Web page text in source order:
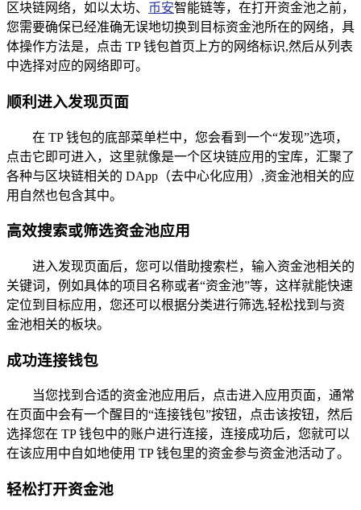
区块链网络，如以太坊、 币安智能链等，在打开资金池之前，
您需要确保已经准确无误地切换到目标资金池所在的网络，具
体操作方法是，点击 TP 钱包首页上方的网络标识,然后从列表
中选择对应的网络即可。
顺利进入发现页面
在 TP 钱包的底部菜单栏中，您会看到一个“发现”选项，
点击它即可进入，这里就像是一个区块链应用的宝库，汇聚了
各种与区块链相关的 DApp（去中心化应用）,资金池相关的应
用自然也包含其中。
高效搜索或筛选资金池应用
进入发现页面后，您可以借助搜索栏，输入资金池相关的
关键词，例如具体的项目名称或者“资金池”等，这样就能快速
定位到目标应用，您还可以根据分类进行筛选,轻松找到与资
金池相关的板块。
成功连接钱包
当您找到合适的资金池应用后，点击进入应用页面，通常
在页面中会有一个醒目的“连接钱包”按钮，点击该按钮，然后
选择您在 TP 钱包中的账户进行连接，连接成功后，您就可以
在该应用中自如地使用 TP 钱包里的资金参与资金池活动了。
轻松打开资金池